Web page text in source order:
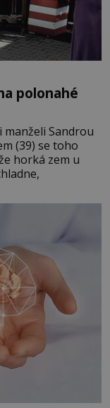
polonahé
manželi Sandrou
(39) se toho
horká zem u